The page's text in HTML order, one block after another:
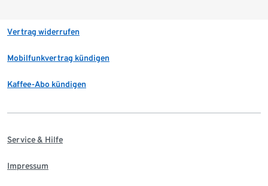
Vertrag widerrufen
Mobilfunkvertrag kündigen
Kaffee-Abo kündigen
Service & Hilfe
Impressum